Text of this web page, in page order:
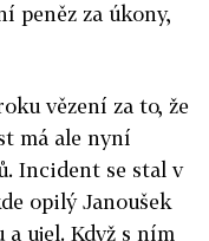
peněz za úkony,
vězení za to, že
má ale nyní
Incident se stal v
opilý Janoušek
ujel. Když s ním